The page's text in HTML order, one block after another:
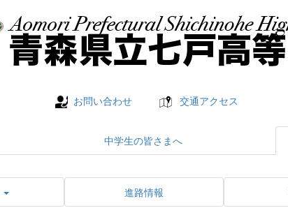
お問い合わせ 交通アクセス
中学生の皆さまへ
進路情報